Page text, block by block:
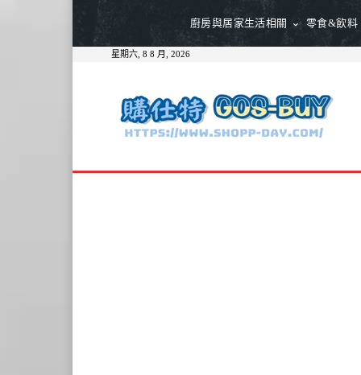
廚房與居家生活相關 零食&飲料
星期六, 8 8 月, 2026